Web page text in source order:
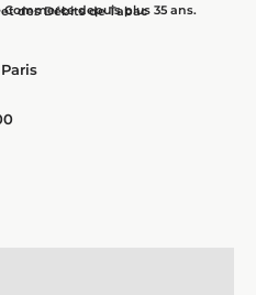
Commerce depuis plus 35 ans.
des Débits de Tabac